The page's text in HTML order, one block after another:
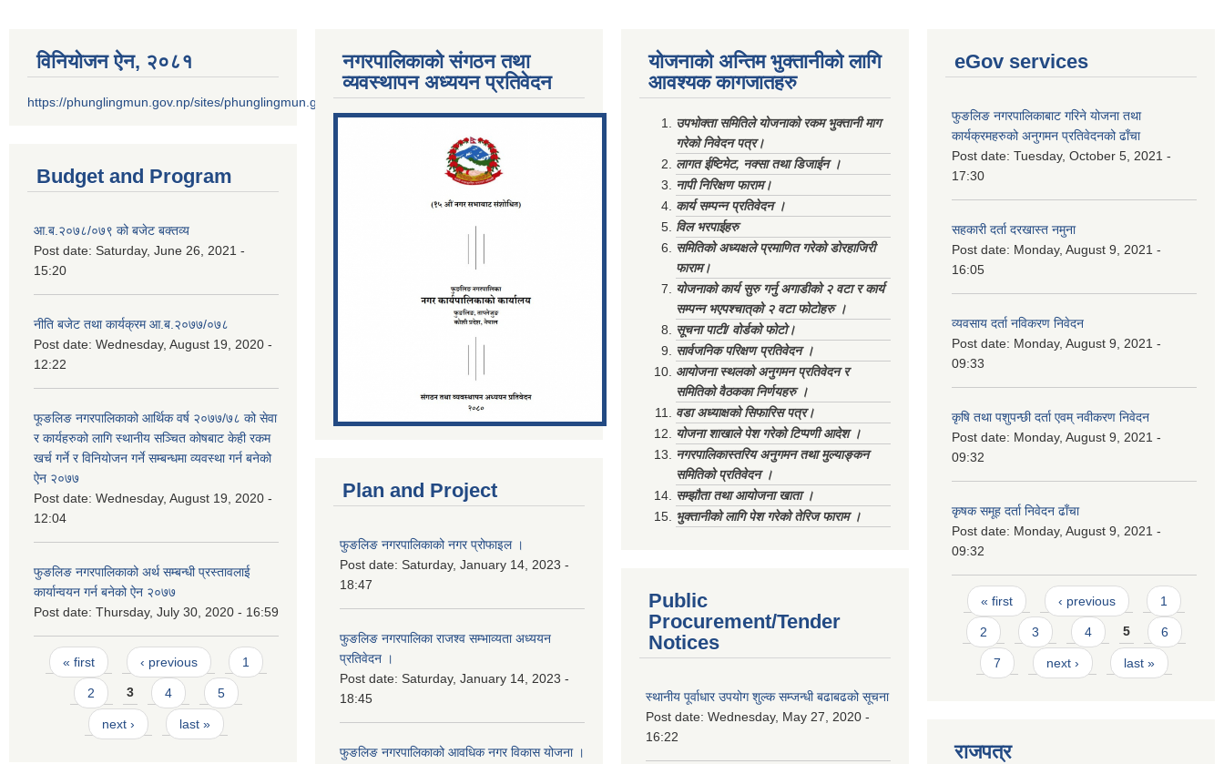
विनियोजन ऐन‚ २०८१
https://phunglingmun.gov.np/sites/phunglingmun.gov.np/files/documents/Al...
Budget and Program
आ.ब.२०७८/०७९ को बजेट बक्तव्य
Post date: Saturday, June 26, 2021 -
15:20
नीति बजेट तथा कार्यक्रम आ.ब.२०७७/०७८
Post date: Wednesday, August 19, 2020 -
12:22
फूङलिङ नगरपालिकाको आर्थिक वर्ष २०७७/७८ को सेवा
र कार्यहरुको लागि स्थानीय सञ्चित कोषबाट केही रकम
खर्च गर्ने र विनियोजन गर्ने सम्बन्धमा व्यवस्था गर्न बनेको
ऐन २०७७
Post date: Wednesday, August 19, 2020 -
12:04
फुङलिङ नगरपालिकाको अर्थ सम्बन्धी प्रस्तावलाई
कार्यान्वयन गर्न बनेको ऐन २०७७
Post date: Thursday, July 30, 2020 - 16:59
Pages
« first ‹ previous 1
2 3 4 5
next › last »
नगरपालिकाको संगठन तथा
व्यवस्थापन अध्ययन प्रतिवेदन
Plan and Project
फुङलिङ नगरपालिकाको नगर प्रोफाइल ।
Post date: Saturday, January 14, 2023 -
18:47
फुङलिङ नगरपालिका राजश्व सम्भाव्यता अध्ययन
प्रतिवेदन ।
Post date: Saturday, January 14, 2023 -
18:45
फुङलिङ नगरपालिकाको आवधिक नगर विकास योजना ।
योजनाको अन्तिम भुक्तानीको लागि
आवश्यक कागजातहरु
उपभोक्ता समितिले योजनाको रकम भुक्तानी माग
गरेको निवेदन पत्र।
लागत ईष्टिमेट, नक्सा तथा डिजाईन ।
नापी निरिक्षण फाराम।
कार्य सम्पन्न प्रतिवेदन ।
विल भरपाईहरु
समितिको अध्यक्षले प्रमाणित गरेको डोरहाजिरी
फाराम।
योजनाको कार्य सुरु गर्नु अगाडीको २ वटा र कार्य
सम्पन्न भएपश्चात्‌को २ वटा फोटोहरु ।
सूचना पाटी/ वोर्डको फोटो।
सार्वजनिक परिक्षण प्रतिवेदन ।
आयोजना स्थलको अनुगमन प्रतिवेदन र
समितिको वैठकका निर्णयहरु ।
वडा अध्याक्षको सिफारिस पत्र।
योजना शाखाले पेश गरेको टिप्पणी आदेश ।
नगरपालिकास्तरिय अनुगमन तथा मुल्याङ्कन
समितिको प्रतिवेदन ।
सम्झौता तथा आयोजना खाता ।
भुक्तानीको लागि पेश गरेको तेरिज फाराम ।
Public
Procurement/Tender
Notices
स्थानीय पूर्वाधार उपयोग शुल्क सम्जन्धी बढाबढको सूचना
Post date: Wednesday, May 27, 2020 -
16:22
eGov services
फुङलिङ नगरपालिकाबाट गरिने योजना तथा
कार्यक्रमहरुको अनुगमन प्रतिवेदनको ढाँचा
Post date: Tuesday, October 5, 2021 -
17:30
सहकारी दर्ता दरखास्त नमुना
Post date: Monday, August 9, 2021 -
16:05
व्यवसाय दर्ता नविकरण निवेदन
Post date: Monday, August 9, 2021 -
09:33
कृषि तथा पशुपन्छी दर्ता एवम् नवीकरण निवेदन
Post date: Monday, August 9, 2021 -
09:32
कृषक समूह दर्ता निवेदन ढाँचा
Post date: Monday, August 9, 2021 -
09:32
Pages
« first ‹ previous 1
2 3 4 5 6
7 next › last »
राजपत्र